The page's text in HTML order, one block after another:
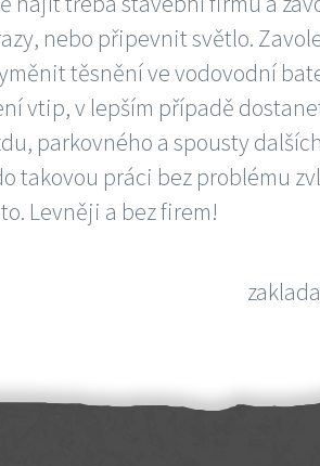
nebo připevnit světlo.
těsnění ve vodovodní
vtip, v lepším případě
parkovného a spousty
takovou práci bez problému
Levněji a bez firem!